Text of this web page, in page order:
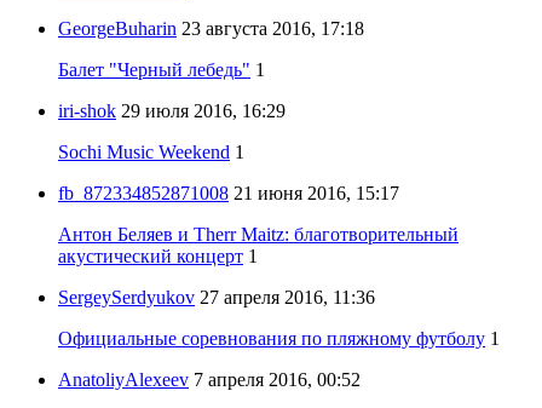
GeorgeBuharin 23 августа 2016, 17:18
Балет "Черный лебедь" 1
iri-shok 29 июля 2016, 16:29
Sochi Music Weekend 1
fb_872334852871008 21 июня 2016, 15:17
Антон Беляев и Therr Maitz: благотворительный
акустический концерт 1
SergeySerdyukov 27 апреля 2016, 11:36
Официальные соревнования по пляжному футболу 1
AnatoliyAlexeev 7 апреля 2016, 00:52